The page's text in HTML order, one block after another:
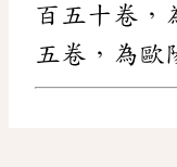
百五十卷，
五卷，為歐